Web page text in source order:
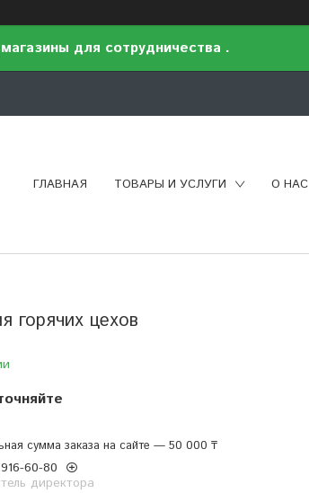
для сотрудничества .
ГЛАВНАЯ ТОВАРЫ И УСЛУГИ О НАС
горячих цехов
сумма заказа на сайте — 50 000 ₸
60-80
директора